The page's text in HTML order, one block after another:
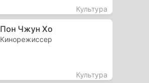
Культура
Пон Чжун Хо
Кинорежиссер
Культура